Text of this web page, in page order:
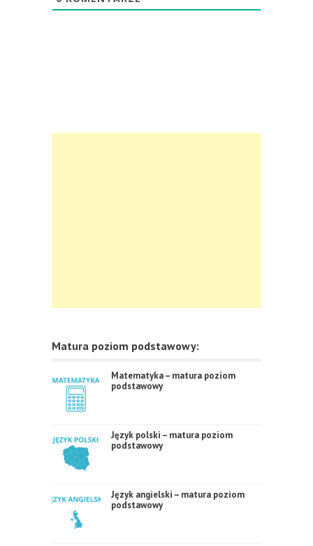
Matura poziom podstawowy:
Matematyka – matura poziom
podstawowy
Język polski – matura poziom
podstawowy
Język angielski – matura poziom
podstawowy